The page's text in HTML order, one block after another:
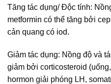
Tăng tác dụng/ Độc tính:
metformin có thể tăng bởi
cản quang có iod.
Giảm tác dụng: Nồng độ và
giảm bởi corticosteroid
hormon giải phóng LH,